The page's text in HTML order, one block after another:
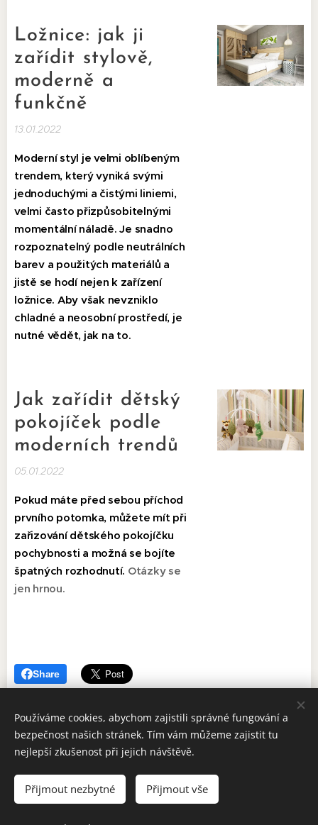
Ložnice: jak ji
zařídit stylově,
moderně a
funkčně
13.01.2022
Moderní styl je velmi oblíbeným
trendem, který vyniká svými
jednoduchými a čistými liniemi,
velmi často přizpůsobitelnými
momentální náladě.Je snadno
rozpoznatelný podle neutrálních
barev a použitých materiálů a
jistě se hodí nejen k zařízení
ložnice. Aby však nevzniklo
chladné a neosobní prostředí, je
nutné vědět, jak na to.
Jak zařídit dětský
pokojíček podle
moderních trendů
05.01.2022
Pokud máte před sebou příchod
prvního potomka, můžete mít při
zařizování dětského pokojíčku
pochybnosti a možná se bojíte
špatných rozhodnutí. Otázky se
jen hrnou.
Share
Další zajímavé čtení :https://medium.seznam.cz/autor/mlsoun-
Používáme cookies, abychom zajistili správné fungování a
bezpečnost našich stránek. Tím vám můžeme zajistit tu
nejlepší zkušenost při jejich návštěvě.
Přijmout nezbytné Přijmout vše